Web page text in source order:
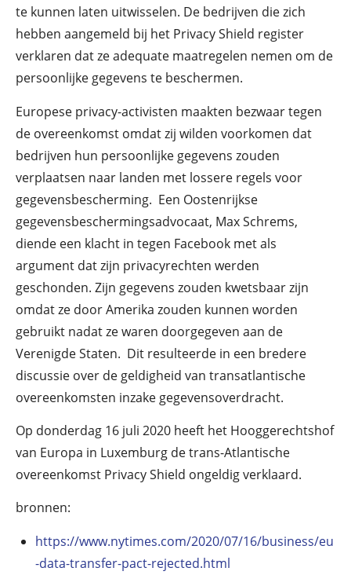
te kunnen laten uitwisselen. De bedrijven die zich
hebben aangemeld bij het Privacy Shield register
verklaren dat ze adequate maatregelen nemen om de
persoonlijke gegevens te beschermen.
Europese privacy-activisten maakten bezwaar tegen
de overeenkomst omdat zij wilden voorkomen dat
bedrijven hun persoonlijke gegevens zouden
verplaatsen naar landen met lossere regels voor
gegevensbescherming. Een Oostenrijkse
gegevensbeschermingsadvocaat, Max Schrems,
diende een klacht in tegen Facebook met als
argument dat zijn privacyrechten werden
geschonden. Zijn gegevens zouden kwetsbaar zijn
omdat ze door Amerika zouden kunnen worden
gebruikt nadat ze waren doorgegeven aan de
Verenigde Staten. Dit resulteerde in een bredere
discussie over de geldigheid van transatlantische
overeenkomsten inzake gegevensoverdracht.
Op donderdag 16 juli 2020 heeft het Hooggerechtshof
van Europa in Luxemburg de trans-Atlantische
overeenkomst Privacy Shield ongeldig verklaard.
bronnen:
https://www.nytimes.com/2020/07/16/business/eu
-data-transfer-pact-rejected.html